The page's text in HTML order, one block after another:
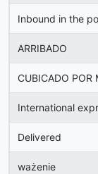
Inbound in the
ARRIBADO
CUBICADO POR
International
Delivered
ważenie